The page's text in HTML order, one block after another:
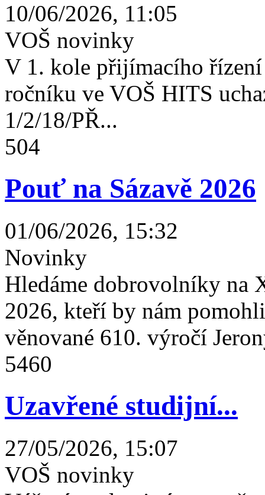
10/06/2026, 11:05
VOŠ novinky
V 1. kole přijímacího
ročníku ve VOŠ HITS
1/2/18/PŘ...
504
Pouť na Sázavě 2026
01/06/2026, 15:32
Novinky
Hledáme dobrovolníky na
2026, kteří by nám
věnované 610. výročí
5460
Uzavřené studijní...
27/05/2026, 15:07
VOŠ novinky